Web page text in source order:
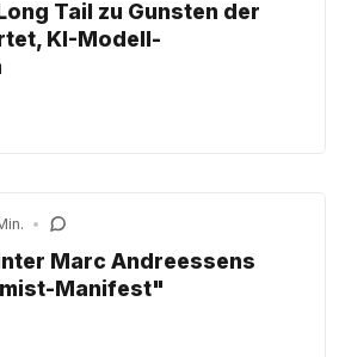
Tail zu Gunsten der
KI-Modell-
•
Marc Andreessens
Manifest"